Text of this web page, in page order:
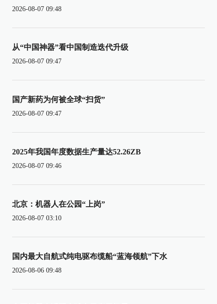
2026-08-07 09:48
从“中国神器”看中国制造迭代升级
2026-08-07 09:47
国产新药为何被全球“扫货”
2026-08-07 09:47
2025年我国年度数据生产量达52.26ZB
2026-08-07 09:46
北京：机器人在公园“上岗”
2026-08-07 03:10
国内最大自航式纯电驱布缆船“蓝海领航”下水
2026-08-06 09:48